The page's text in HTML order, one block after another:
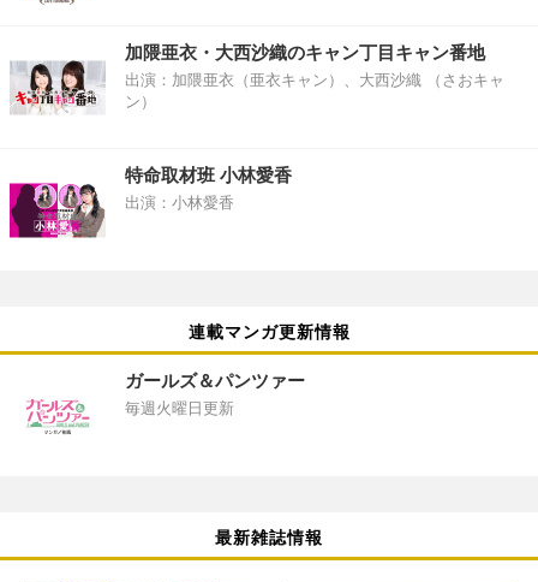
加隈亜衣・大西沙織のキャン丁目キャン番地
出演：加隈亜衣（亜衣キャン）、大西沙織 （さおキャ
ン）
特命取材班 小林愛香
出演：小林愛香
連載マンガ更新情報
ガールズ＆パンツァー
毎週火曜日更新
最新雑誌情報